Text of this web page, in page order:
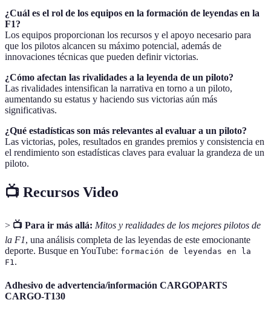
¿Cuál es el rol de los equipos en la formación de leyendas en la
F1?
Los equipos proporcionan los recursos y el apoyo necesario para
que los pilotos alcancen su máximo potencial, además de
innovaciones técnicas que pueden definir victorias.
¿Cómo afectan las rivalidades a la leyenda de un piloto?
Las rivalidades intensifican la narrativa en torno a un piloto,
aumentando su estatus y haciendo sus victorias aún más
significativas.
¿Qué estadísticas son más relevantes al evaluar a un piloto?
Las victorias, poles, resultados en grandes premios y consistencia en
el rendimiento son estadísticas claves para evaluar la grandeza de un
piloto.
📺 Recursos Video
> 📺 Para ir más allá: Mitos y realidades de los mejores pilotos de
la F1, una análisis completa de las leyendas de este emocionante
deporte. Busque en YouTube: formación de leyendas en la
F1 .
Adhesivo de advertencia/información CARGOPARTS
CARGO-T130